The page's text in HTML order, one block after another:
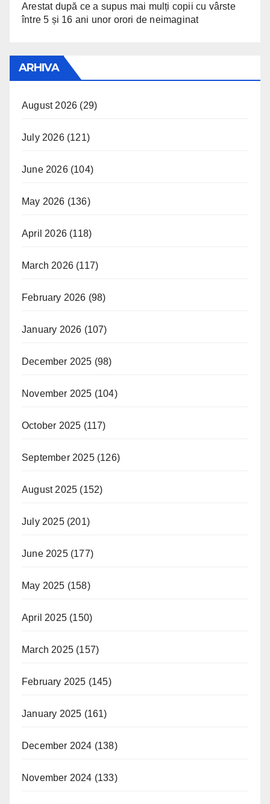
Arestat după ce a supus mai mulți copii cu vârste
între 5 și 16 ani unor orori de neimaginat
ARHIVA
August 2026 (29)
July 2026(121)
June 2026(104)
May 2026 (136)
April 2026 (118)
March 2026 (117)
February 2026 (98)
January 2026 (107)
December 2025 (98)
November 2025 (104)
October 2025 (117)
September 2025(126)
August 2025 (152)
July 2025(201)
June 2025(177)
May 2025 (158)
April 2025 (150)
March 2025 (157)
February 2025 (145)
January 2025 (161)
December 2024 (138)
November 2024 (133)